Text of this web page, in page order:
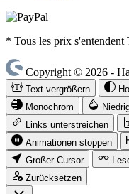
* Tous les prix
Copyright © 2026 -
Text vergrößern
Monochrom
Links unterstreichen
Animationen stoppen
Großer Cursor
Zurücksetzen